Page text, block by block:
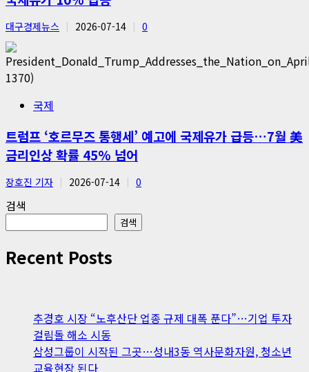
대구경제뉴스 2026-07-14 0
국제
트럼프 ‘호르무즈 통행세’ 예고에 국제유가 급등…7월 美
금리인상 확률 45% 넘어
장호진 기자 2026-07-14 0
검색
검색
Recent Posts
추경호 시장 “노후산단 업종 규제 대폭 푼다”…기업 투자
걸림돌 해소 시동
삼성그룹이 시작된 그곳…성내3동 역사문화자원, 청소년
교육현장 된다